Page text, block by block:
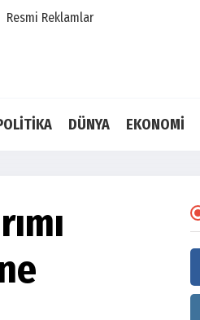
Resmi Reklamlar
DÜNYA EKONOMİ